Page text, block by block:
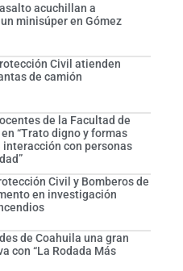
acuchillan a
minisúper en Gómez
Civil atienden
de camión
de la Facultad de
“Trato digno y formas
interacción con personas
Civil y Bomberos de
en investigación
de Coahuila una gran
con “La Rodada Más